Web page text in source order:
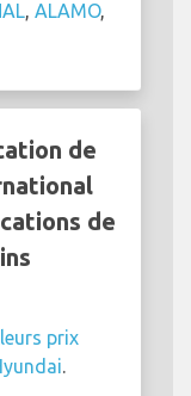
ALAMO,
de
de
prix